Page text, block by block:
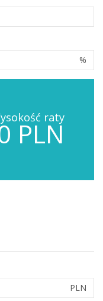
%
raty
PLN
PLN